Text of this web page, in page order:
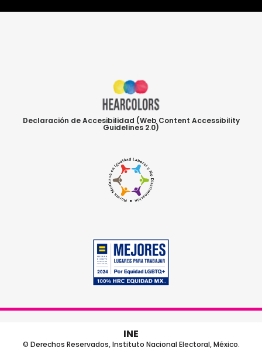
Declaración de Accesibilidad (Web Content Accessibility
Guidelines 2.0)
INE
© Derechos Reservados, Instituto Nacional Electoral, México.